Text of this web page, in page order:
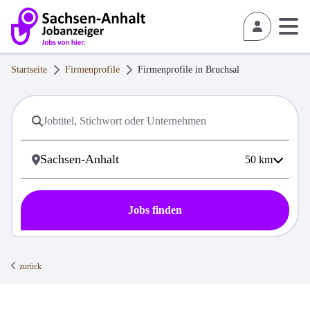
Startseite Firmenprofile Firmenprofile in Bruchsal
50 km
Jobs finden
zurück